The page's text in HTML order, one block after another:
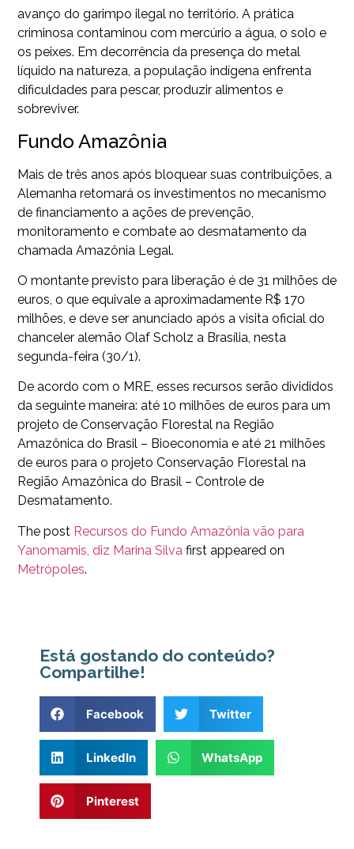
avanço do garimpo ilegal no território. A prática
criminosa contaminou com mercúrio a água, o solo e
os peixes. Em decorrência da presença do metal
líquido na natureza, a população indígena enfrenta
dificuldades para pescar, produzir alimentos e
sobreviver.
Fundo Amazônia
Mais de três anos após bloquear suas contribuições, a
Alemanha retomará os investimentos no mecanismo
de financiamento a ações de prevenção,
monitoramento e combate ao desmatamento da
chamada Amazônia Legal.
O montante previsto para liberação é de 31 milhões de
euros, o que equivale a aproximadamente R$ 170
milhões, e deve ser anunciado após a visita oficial do
chanceler alemão Olaf Scholz a Brasília, nesta
segunda-feira (30/1).
De acordo com o MRE, esses recursos serão divididos
da seguinte maneira: até 10 milhões de euros para um
projeto de Conservação Florestal na Região
Amazônica do Brasil – Bioeconomia e até 21 milhões
de euros para o projeto Conservação Florestal na
Região Amazônica do Brasil – Controle de
Desmatamento.
The post Recursos do Fundo Amazônia vão para
Yanomamis, diz Marina Silva first appeared on
Metrópoles.
Está gostando do conteúdo?
Compartilhe!
Facebook Twitter
LinkedIn WhatsApp
Pinterest